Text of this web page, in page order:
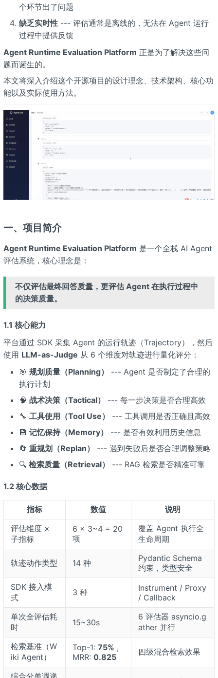
个环节出了问题
缺乏实时性--- 评估通常是离线的，无法在 Agent 运行
过程中提供反馈
Agent Runtime Evaluation Platform 正是为了解决这些问
题而诞生的。
本文将深入介绍这个开源项目的设计理念、技术架构、核心功
能以及实际使用方法。
一、项目简介
Agent Runtime Evaluation Platform 是一个全栈 AI Agent
评估系统，核心理念是：
不仅评估最终回答质量，更评估 Agent 在执行过程中
的决策质量。
1.1 核心能力
平台通过 SDK 采集 Agent 的运行轨迹（Trajectory），然后
使用 LLM-as-Judge 从 6 个维度对轨迹进行量化评分：
🎯 规划质量（Planning）
--- Agent 是否制定了合理的
执行计划
🧠 战术决策（Tactical）
--- 每一步决策是否合理高效
🔧 工具使用（Tool Use）
--- 工具调用是否正确且高效
💾 记忆保持（Memory）
--- 是否有效利用历史信息
🔄 重规划（Replan）
--- 遇到失败后是否合理调整策略
🔍 检索质量（Retrieval） --- RAG 检索是否精准可靠
1.2 核心数据
指标 数值
说明
评估维度 ×
子指标
6 × 3~4 = 20
项
覆盖 Agent 执行全
生命周期
轨迹动作类型 14 种
Pydantic Schema
约束，类型安全
SDK 接入模
式
3 种
Instrument / Proxy
/ Callback
单次全评估耗
时
15~30s
6 评估器 asyncio.g
ather 并行
检索基准（W
iki Agent）
Top-1: 75% ,
MRR: 0.825
四级混合检索效果